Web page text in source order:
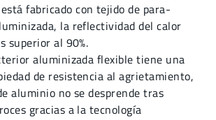
fabricado con tejido de para-
la reflectividad del calor
superior al 90%.
aluminizada flexible tiene una
de resistencia al agrietamiento,
aluminio no se desprende tras
gracias a la tecnología